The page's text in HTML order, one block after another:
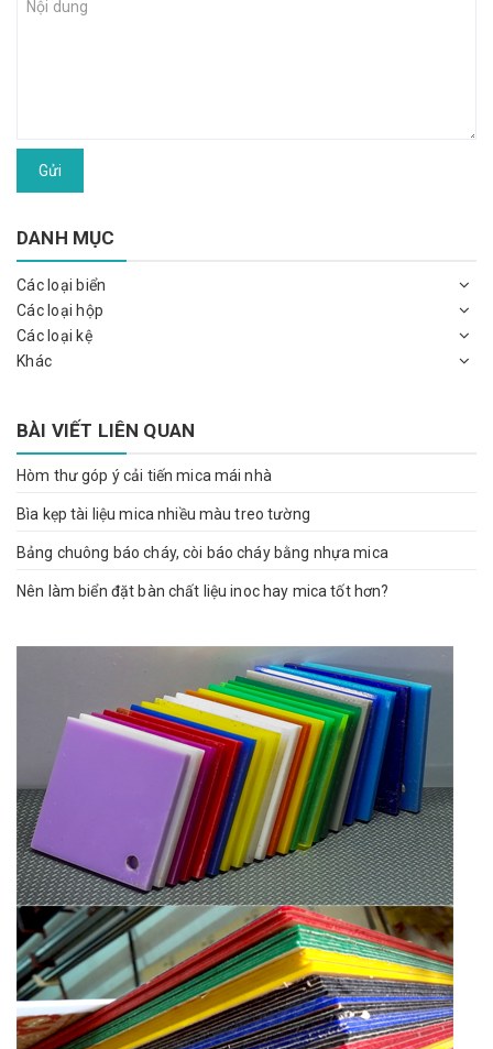
Gửi
DANH MỤC
Các loại biển
Các loại hộp
Các loại kệ
Khác
BÀI VIẾT LIÊN QUAN
Hòm thư góp ý cải tiến mica mái nhà
Bìa kẹp tài liệu mica nhiều màu treo tường
Bảng chuông báo cháy, còi báo cháy bằng nhựa mica
Nên làm biển đặt bàn chất liệu inoc hay mica tốt hơn?